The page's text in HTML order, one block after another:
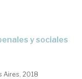
Aires, 2018